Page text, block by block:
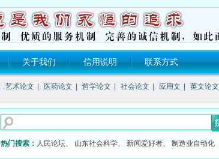
关于我们 信用说明 联系方式
艺术论文 医药论文 哲学论文 社会论文 应用文 英文论文
热门搜索： 人民论坛、 山东社会科学、 新闻爱好者、 制造业自动化